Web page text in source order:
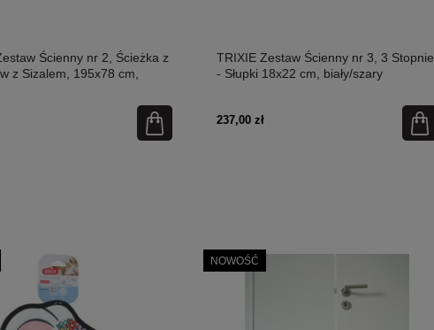
Ścienny nr 2, Ścieżka z
z Sizalem, 195x78 cm,
TRIXIE Zestaw Ścienny nr 3, 3 Stopnie
- Słupki 18x22 cm, biały/szary
237,00 zł
NOWOŚĆ